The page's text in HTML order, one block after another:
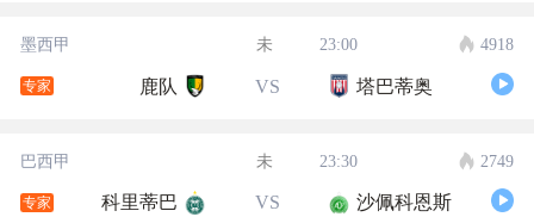
墨西甲 未 23:00 4918
专家 鹿队 VS 塔巴蒂奥
巴西甲 未 23:30 2749
专家 科里蒂巴 VS 沙佩科恩斯